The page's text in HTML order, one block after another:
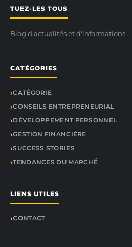
TUEZ-LES TOUS
Blog d'actualités et d'informations
CATÉGORIES
CATÉGORIE
CONSEILS ENTREPRENEURIAL
DÉVELOPPEMENT PERSONNEL
GESTION FINANCIÈRE
SUCCESS STORIES
TENDANCES DU MARCHÉ
LIENS UTILES
CONTACT